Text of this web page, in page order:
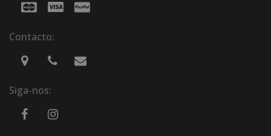
Contacto:
Siga-nos: